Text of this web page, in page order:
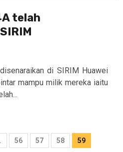
telah
di SIRIM Huawei
mampu milik mereka iaitu
56 57 58 59